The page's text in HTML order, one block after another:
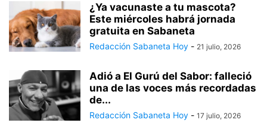
¿Ya vacunaste a tu mascota?
Este miércoles habrá jornada
gratuita en Sabaneta
Redacción Sabaneta Hoy - 21 julio, 2026
Adió a El Gurú del Sabor: falleció
una de las voces más recordadas
de...
Redacción Sabaneta Hoy - 17 julio, 2026